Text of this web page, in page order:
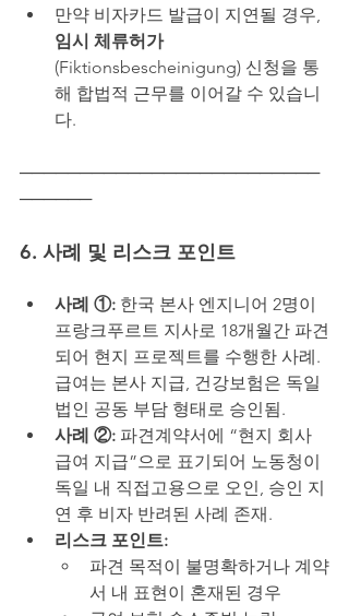
만약 비자카드 발급이 지연될 경우,
임시 체류허가
(Fiktionsbescheinigung) 신청을 통
해 합법적 근무를 이어갈 수 있습니
다.
─────────────────────────
──────
6. 사례 및 리스크 포인트
사례 ①: 한국 본사 엔지니어 2명이
프랑크푸르트 지사로 18개월간 파견
되어 현지 프로젝트를 수행한 사례.
급여는 본사 지급, 건강보험은 독일
법인 공동 부담 형태로 승인됨.
사례 ②: 파견계약서에 “현지 회사
급여 지급”으로 표기되어 노동청이
독일 내 직접고용으로 오인, 승인 지
연 후 비자 반려된 사례 존재.
리스크 포인트:
파견 목적이 불명확하거나 계약
서 내 표현이 혼재된 경우